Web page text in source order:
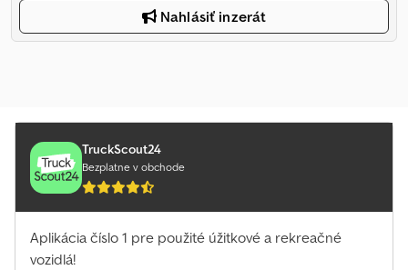
Nahlásiť inzerát
TruckScout24
Bezplatne v obchode
Aplikácia číslo 1 pre použité úžitkové a rekreačné
vozidlá!